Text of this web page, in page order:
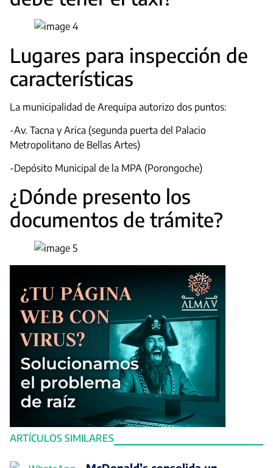
ARTÍCULOS SIMILARES
Lugares para inspección de
características
La municipalidad de Arequipa autorizo dos puntos:
-Av. Tacna y Arica (segunda puerta del Palacio
Metropolitano de Bellas Artes)
-Depósito Municipal de la MPA (Porongoche)
¿Dónde presento los
documentos de trámite?